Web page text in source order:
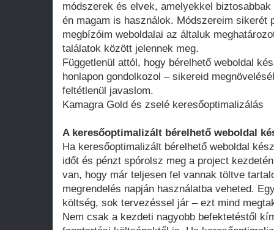
módszerek és elvek, amelyekkel
én magam is használok. Módszereim sikerét
megbízóim weboldalai az általuk
találatok között jelennek meg.
Függetlenül attól, hogy bérelhető weboldal
honlapon gondolkozol – sikereid
feltétlenül javaslom.
Kamagra Gold és zselé keresőoptimalizálás
A keresőoptimalizált bérelhető weboldal
Ha keresőoptimalizált bérelhető weboldal
időt és pénzt spórolsz meg a project
van, hogy már teljesen fel vannak töltve
megrendelés napján használatba veheted.
költség, sok tervezéssel jár – ezt mind
Nem csak a kezdeti nagyobb befektetéstől